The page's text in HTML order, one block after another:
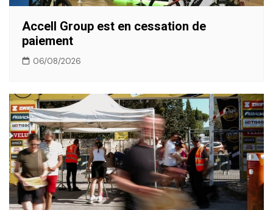
Accell Group est en cessation de
paiement
06/08/2026